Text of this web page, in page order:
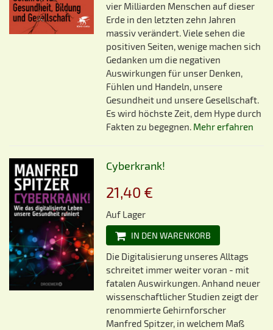
vier Milliarden Menschen auf dieser
Erde in den letzten zehn Jahren
massiv verändert. Viele sehen die
positiven Seiten, wenige machen sich
Gedanken um die negativen
Auswirkungen für unser Denken,
Fühlen und Handeln, unsere
Gesundheit und unsere Gesellschaft.
Es wird höchste Zeit, dem Hype durch
Fakten zu begegnen. Mehr erfahren
Cyberkrank!
21,40 €
Auf Lager
IN DEN WARENKORB
Die Digitalisierung unseres Alltags
schreitet immer weiter voran - mit
fatalen Auswirkungen. Anhand neuer
wissenschaftlicher Studien zeigt der
renommierte Gehirnforscher
Manfred Spitzer, in welchem Maß